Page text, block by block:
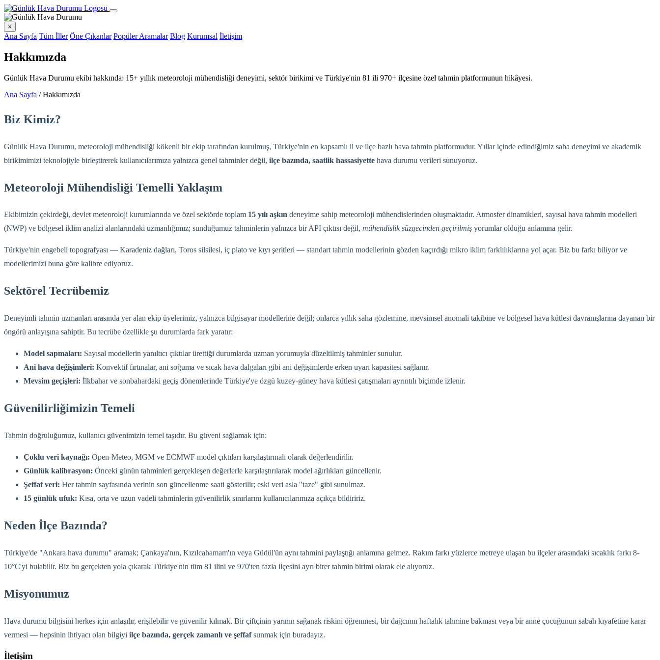
×
Ana Sayfa Tüm İller Öne Çıkanlar Popüler Aramalar Blog Kurumsal İletişim
Hakkımızda
Günlük Hava Durumu ekibi hakkında: 15+ yıllık meteoroloji mühendisliği deneyimi, sektör birikimi ve Türkiye'nin 81 ili 970+ ilçesine özel tahmin platformunun hikâyesi.
Ana Sayfa /Hakkımızda
Biz Kimiz?
Günlük Hava Durumu, meteoroloji mühendisliği kökenli bir ekip tarafından kurulmuş, Türkiye'nin en kapsamlı il ve ilçe bazlı hava tahmin platformudur. Yıllar içinde edindiğimiz saha deneyimi ve akademik
birikimimizi teknolojiyle birleştirerek kullanıcılarımıza yalnızca genel tahminler değil, ilçe bazında, saatlik hassasiyette hava durumu verileri sunuyoruz.
Meteoroloji Mühendisliği Temelli Yaklaşım
Ekibimizin çekirdeği, devlet meteoroloji kurumlarında ve özel sektörde toplam 15 yılı aşkın deneyime sahip meteoroloji mühendislerinden oluşmaktadır. Atmosfer dinamikleri, sayısal hava tahmin modelleri
(NWP) ve bölgesel iklim analizi alanlarındaki uzmanlığımız; sunduğumuz tahminlerin yalnızca bir API çıktısı değil, mühendislik süzgecinden geçirilmiş yorumlar olduğu anlamına gelir.
Türkiye'nin engebeli topografyası — Karadeniz dağları, Toros silsilesi, iç plato ve kıyı şeritleri — standart tahmin modellerinin gözden kaçırdığı mikro iklim farklılıklarına yol açar. Biz bu farkı biliyor ve
modellerimizi buna göre kalibre ediyoruz.
Sektörel Tecrübemiz
Deneyimli tahmin uzmanları arasında yer alan ekip üyelerimiz, yalnızca bilgisayar modellerine değil; onlarca yıllık saha gözlemine, mevsimsel anomali takibine ve bölgesel hava kütlesi davranışlarına dayanan bir
öngörü anlayışına sahiptir. Bu tecrübe özellikle şu durumlarda fark yaratır:
Model sapmaları: Sayısal modellerin yanıltıcı çıktılar ürettiği durumlarda uzman yorumuyla düzeltilmiş tahminler sunulur.
Ani hava değişimleri: Konvektif fırtınalar, ani soğuma ve sıcak hava dalgaları gibi ani değişimlerde erken uyarı kapasitesi sağlanır.
Mevsim geçişleri: İlkbahar ve sonbahardaki geçiş dönemlerinde Türkiye'ye özgü kuzey-güney hava kütlesi çatışmaları ayrıntılı biçimde izlenir.
Güvenilirliğimizin Temeli
Tahmin doğruluğumuz, kullanıcı güvenimizin temel taşıdır. Bu güveni sağlamak için:
Çoklu veri kaynağı: Open-Meteo, MGM ve ECMWF model çıktıları karşılaştırmalı olarak değerlendirilir.
Günlük kalibrasyon: Önceki günün tahminleri gerçekleşen değerlerle karşılaştırılarak model ağırlıkları güncellenir.
Şeffaf veri: Her tahmin sayfasında verinin son güncellenme saati gösterilir; eski veri asla "taze" gibi sunulmaz.
15 günlük ufuk: Kısa, orta ve uzun vadeli tahminlerin güvenilirlik sınırlarını kullanıcılarımıza açıkça bildiririz.
Neden İlçe Bazında?
Türkiye'de "Ankara hava durumu" aramak; Çankaya'nın, Kızılcahamam'ın veya Güdül'ün aynı tahmini paylaştığı anlamına gelmez. Rakım farkı yüzlerce metreye ulaşan bu ilçeler arasındaki sıcaklık farkı 8-
10°C'yi bulabilir. Biz bu gerçekten yola çıkarak Türkiye'nin tüm 81 ilini ve 970'ten fazla ilçesini ayrı birer tahmin birimi olarak ele alıyoruz.
Misyonumuz
Hava durumu bilgisini herkes için anlaşılır, erişilebilir ve güvenilir kılmak. Bir çiftçinin yarının sağanak riskini öğrenmesi, bir dağcının haftalık tahmine bakması veya bir anne çocuğunun sabah kıyafetine karar
vermesi — hepsinin ihtiyacı olan bilgiyi ilçe bazında, gerçek zamanlı ve şeffafsunmak için buradayız.
İletişim